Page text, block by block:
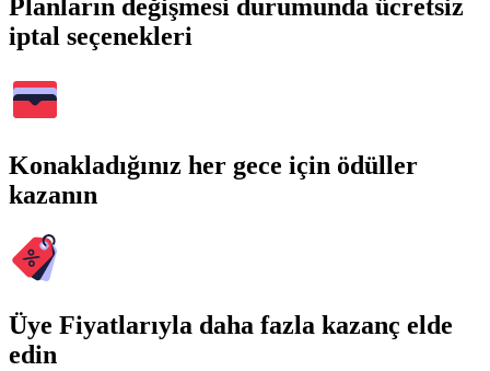
Planların değişmesi durumunda ücretsiz
iptal seçenekleri
Konakladığınız her gece için ödüller
kazanın
Üye Fiyatlarıyla daha fazla kazanç elde
edin